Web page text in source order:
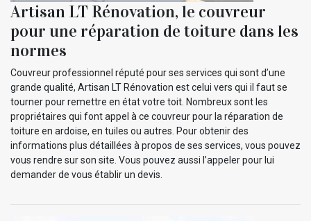
Artisan LT Rénovation, le couvreur
pour une réparation de toiture dans les
normes
Couvreur professionnel réputé pour ses services qui sont d’une
grande qualité, Artisan LT Rénovation est celui vers qui il faut se
tourner pour remettre en état votre toit. Nombreux sont les
propriétaires qui font appel à ce couvreur pour la réparation de
toiture en ardoise, en tuiles ou autres. Pour obtenir des
informations plus détaillées à propos de ses services, vous pouvez
vous rendre sur son site. Vous pouvez aussi l’appeler pour lui
demander de vous établir un devis.